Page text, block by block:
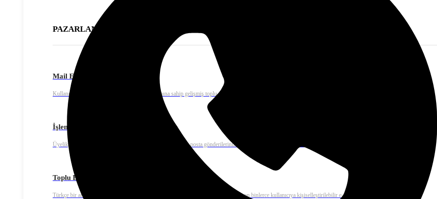
PAZARLAMA ÇÖZÜMLERİ
Mail Extra – E-mail Marketing
Kullanımı kolay, yüksek teslim edilebilirlik oranına sahip gelişmiş toplu mail çözümü ile binlerce e-postayı dakikalar içerisinde gönderiz.
İşlemsel E-posta
Üyelik, ödeme onay ya da fatura bildirimleri gibi işlemsel e-posta gönderilerinizi otomatik olarak gerçekleştirme ve anında kolayca raporlama
Toplu E-Posta
Türkçe bir arayüze sahip kullanıcı dostu mail tasarımı ve editörü ile sadece tek tıkla on binlerce kullanıcıya kişiselleştirilebilir e-posta gönderimi